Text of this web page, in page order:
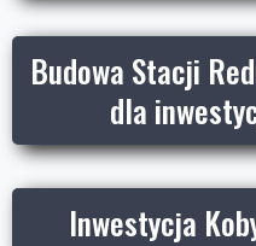
Budowa Stacji
dla
Inwestycja